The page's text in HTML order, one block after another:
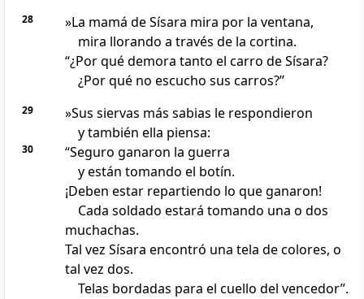
28
»La mamá de Sísara mira por la ventana,
mira llorando a través de la cortina.
“¿Por qué demora tanto el carro de Sísara?
¿Por qué no escucho sus carros?”
29
»Sus siervas más sabias le respondieron
y también ella piensa:
30
“Seguro ganaron la guerra
y están tomando el botín.
¡Deben estar repartiendo lo que ganaron!
Cada soldado estará tomando una o dos
muchachas.
Tal vez Sísara encontró una tela de colores, o
tal vez dos.
Telas bordadas para el cuello del vencedor”.